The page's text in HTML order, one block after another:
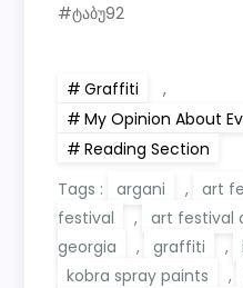
#ტაბუ92
Graffiti
,
My Opinion About
Reading Section
Tags :
argani , art
festival
, art festival
georgia
, graffiti ,
kobra spray paints
,